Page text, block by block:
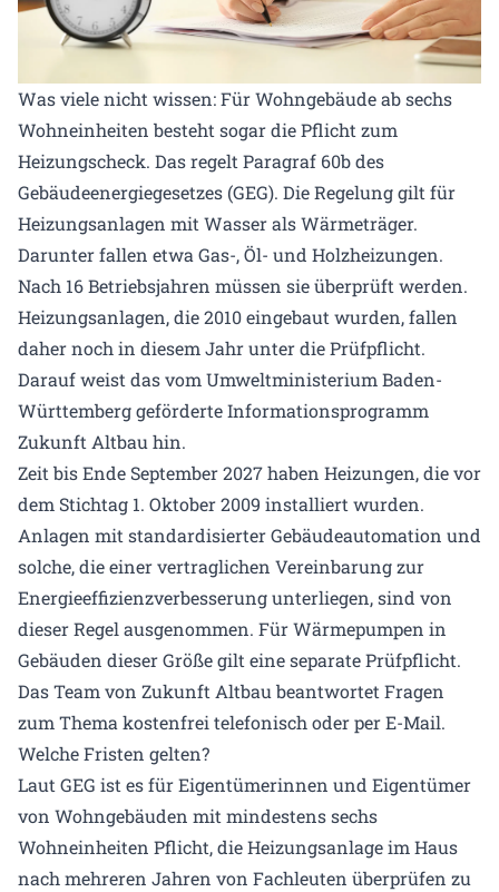
Was viele nicht wissen: Für Wohngebäude ab sechs
Wohneinheiten besteht sogar die Pflicht zum
Heizungscheck. Das regelt Paragraf 60b des
Gebäudeenergiegesetzes (GEG). Die Regelung gilt für
Heizungsanlagen mit Wasser als Wärmeträger.
Darunter fallen etwa Gas-, Öl- und Holzheizungen.
Nach 16 Betriebsjahren müssen sie überprüft werden.
Heizungsanlagen, die 2010 eingebaut wurden, fallen
daher noch in diesem Jahr unter die Prüfpflicht.
Darauf weist das vom Umweltministerium Baden-
Württemberg geförderte Informationsprogramm
Zukunft Altbau hin.
Zeit bis Ende September 2027 haben Heizungen, die vor
dem Stichtag 1. Oktober 2009 installiert wurden.
Anlagen mit standardisierter Gebäudeautomation und
solche, die einer vertraglichen Vereinbarung zur
Energieeffizienzverbesserung unterliegen, sind von
dieser Regel ausgenommen. Für Wärmepumpen in
Gebäuden dieser Größe gilt eine separate Prüfpflicht.
Das Team von Zukunft Altbau beantwortet Fragen
zum Thema kostenfrei telefonisch oder per E-Mail.
Welche Fristen gelten?
Laut GEG ist es für Eigentümerinnen und Eigentümer
von Wohngebäuden mit mindestens sechs
Wohneinheiten Pflicht, die Heizungsanlage im Haus
nach mehreren Jahren von Fachleuten überprüfen zu